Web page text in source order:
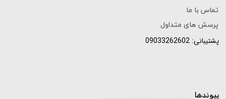
تماس با ما
پرسش های متداول
پشتیبانی: 09033262602
پیوندها